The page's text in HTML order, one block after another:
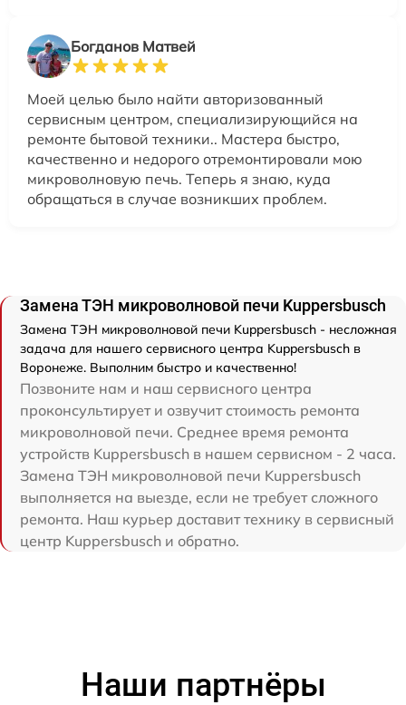
Богданов Матвей
Моей целью было найти авторизованный
сервисным центром, специализирующийся на
ремонте бытовой техники.. Мастера быстро,
качественно и недорого отремонтировали мою
микроволновую печь. Теперь я знаю, куда
обращаться в случае возникших проблем.
Замена ТЭН микроволновой печи Kuppersbusch
Замена ТЭН микроволновой печи Kuppersbusch - несложная
задача для нашего сервисного центра Kuppersbusch в
Воронеже. Выполним быстро и качественно!
Позвоните нам и наш сервисного центра
проконсультирует и озвучит стоимость ремонта
микроволновой печи. Среднее время ремонта
устройств Kuppersbusch в нашем сервисном - 2 часа.
Замена ТЭН микроволновой печи Kuppersbusch
выполняется на выезде, если не требует сложного
ремонта. Наш курьер доставит технику в сервисный
центр Kuppersbusch и обратно.
Наши партнёры